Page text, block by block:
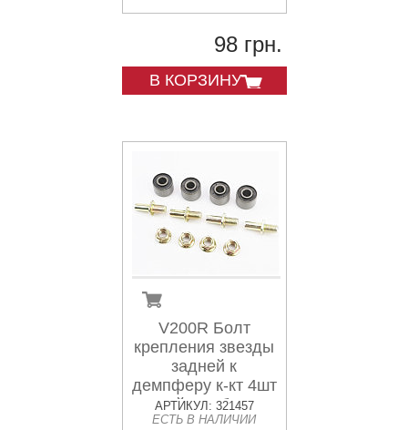
98 грн.
В КОРЗИНУ
V200R Болт
крепления звезды
задней к
демпферу к-кт 4шт
+ сайлентблоки
АРТИКУЛ: 321457
ЕСТЬ В НАЛИЧИИ